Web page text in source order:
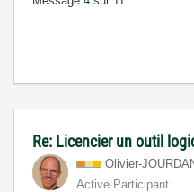
Re: Licencier un outil
Olivier-
Active Participant